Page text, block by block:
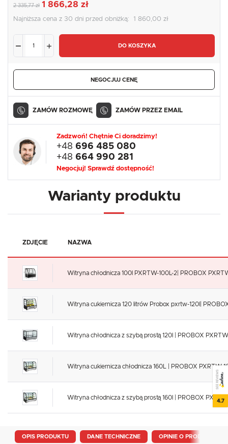
2 335,77 zł 1 866,28 zł
Najniższa cena z 30 dni przed obniżką: 1 860,00 zł
DO KOSZYKA
NEGOCJUJ CENĘ
ZAMÓW ROZMOWĘ ZAMÓW PRZEZ EMAIL
Zadzwoń! Chętnie Ci doradzimy!
+48 696 485 080
+48 664 990 281
Negocjuj! Sprawdź dostępność!
Warianty produktu
ZDJĘCIE NAZWA
Witryna chłodnicza 100l PXRTW-100L-2| PROBOX
Witryna cukiernicza 120 litrów Probox pxrtw-120l|
Witryna chłodnicza z szybą prostą 120l | PROBOX
Witryna cukiernicza chłodnicza 160L | PROBOX PXRTW-
Witryna chłodnicza z szybą prostą 160l | PROBOX
OPIS PRODUKTU DANE TECHNICZNE OPINIE O PRODUKCIE
SEE REVIEWS
4.7